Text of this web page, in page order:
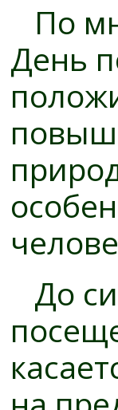
По
День
До